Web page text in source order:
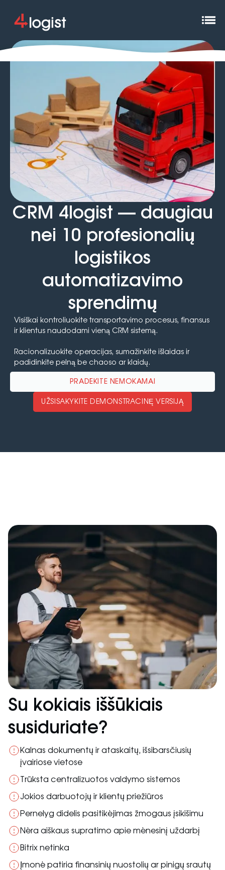
CRM 4logist — daugiau
nei 10 profesionalių
logistikos
automatizavimo
sprendimų
Visiškai kontroliuokite transportavimo procesus, finansus
ir klientus naudodami vieną CRM sistemą.
Racionalizuokite operacijas, sumažinkite išlaidas ir
padidinkite pelną be chaoso ar klaidų.
PRADĖKITE NEMOKAMAI
UŽSISAKYKITE DEMONSTRACINĘ VERSIJĄ
Su kokiais iššūkiais
susiduriate?
Kalnas dokumentų ir ataskaitų, išsibarsčiusių
įvairiose vietose
Trūksta centralizuotos valdymo sistemos
Jokios darbuotojų ir klientų priežiūros
Pernelyg didelis pasitikėjimas žmogaus įsikišimu
Nėra aiškaus supratimo apie mėnesinį uždarbį
Bitrix netinka
Įmonė patiria finansinių nuostolių ar pinigų srautų